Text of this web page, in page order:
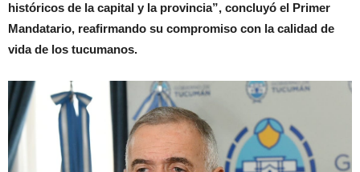
históricos de la capital y la provincia”, concluyó el Primer
Mandatario, reafirmando su compromiso con la calidad de
vida de los tucumanos.